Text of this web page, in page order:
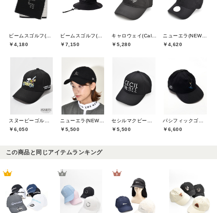
￥4,180
￥7,150
￥5,280
ニューエラ(NEW ERA)
￥4,620
￥6,050
ニューエラ(NEW ERA)
￥5,500
￥5,500
￥6,600
この商品と同じアイテムランキング